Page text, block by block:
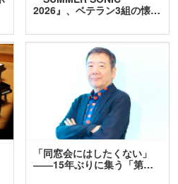
2026』、ベテラン3組の懐…
「同窓会にはしたくない」
――15年ぶりに集う「第…